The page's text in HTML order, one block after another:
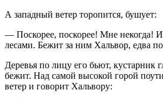
А западный ветер торопится, бушует:
— Поскорее, поскорее! Мне некогда!
лесами. Бежит за ним Хальвор, едва
Деревья по лицу его бьют, кустарник
бежит. Над самой высокой горой
ветер и говорит Хальвору: